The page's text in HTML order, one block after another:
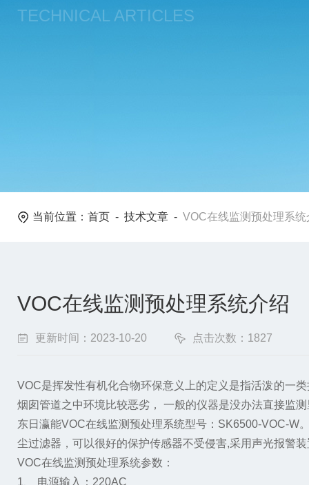
TECHNICAL ARTICLES
当前位置： 首页 - 技术文章 - VOC在线监测预处理系统
VOC在线监测预处理系统介绍
更新时间：2023-10-20 点击次数：1827
VOC是挥发性有机化合物环保意义上的定义是指活泼的一
烟囱管道之中环境比较恶劣， 一般的仪器是没办法直接监
东日瀛能VOC在线监测预处理系统型号：SK6500-VOC-W
尘过滤器，可以很好的保护传感器不受侵害,采用声光报警
VOC在线监测预处理系统参数：
1、 电源输入：220AC